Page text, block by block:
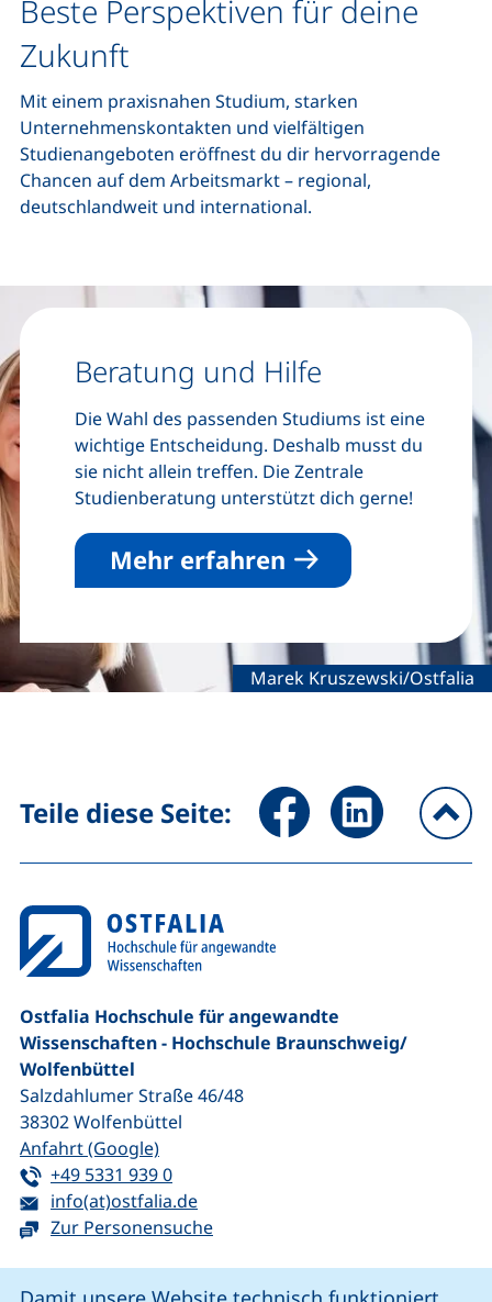
Beste Perspektiven für deine
Zukunft
Mit einem praxisnahen Studium, starken
Unternehmenskontakten und vielfältigen
Studienangeboten eröffnest du dir hervorragende
Chancen auf dem Arbeitsmarkt – regional,
deutschlandweit und international.
Beratung und Hilfe
Die Wahl des passenden Studiums ist eine
wichtige Entscheidung. Deshalb musst du
sie nicht allein treffen. Die Zentrale
Studienberatung unterstützt dich gerne!
Mehr erfahren
Rechtliche Information zum
Marek Kruszewski/Ostfalia
Teile diese Seite: Seite über Facebook teilen
Seite über
Ostfalia Hochschule für angewandte
Wissenschaften - Hochschule Braunschweig/​
Wolfenbüttel
Salzdahlumer Straße 46/48
38302Wolfenbüttel
Anfahrt (Google)(externer Link, öffnet neues Fenster)
Tel:
+49 5331 939 0(startet einen Telefonanruf, wenn Ihr
E-Mail:
info(at)ostfalia.de(öffnet Ihr E-Mail-Programm)
Zur Personensuche